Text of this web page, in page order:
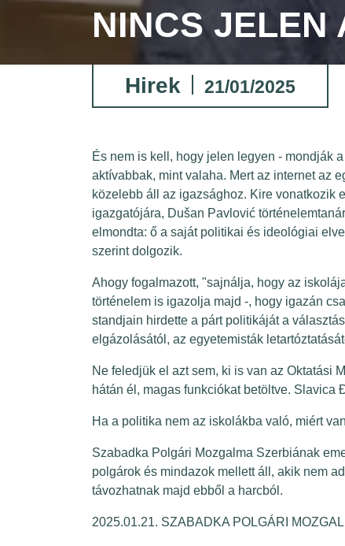
NINCS JELEN
Hirek 21/01/2025
És nem is kell, hogy jelen legyen - mondják
aktívabbak, mint valaha. Mert az internet az
közelebb áll az igazsághoz. Kire vonatkozik
igazgatójára, Dušan Pavlović
elmondta: ő a saját politikai és ideológiai
szerint dolgozik.
Ahogy fogalmazott, "sajnálja, hogy az
történelem is igazolja majd -, hogy igazán
standjain hirdette a párt politikáját a
elgázolásától, az egyetemisták
Ne feledjük el azt sem, ki is van az Oktatási
hátán él, magas funkciókat betöltve. Slavica
Ha a politika nem az iskolákba való, miért
Szabadka Polgári Mozgalma Szerbiának
polgárok és mindazok mellett áll, akik nem
távozhatnak majd ebből a harcból.
2025.01.21. SZABADKA